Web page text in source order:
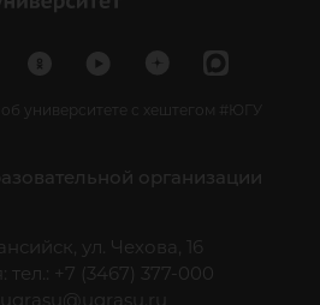
университете с хештегом #ЮГУ
организации
ул. Чехова, 16
тел.: +7 (3467) 377-000
ugrasu@ugrasu.ru